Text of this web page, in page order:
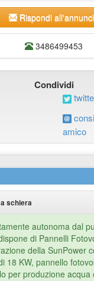
Rispondi
3486499453
Condividi
amico
schiera
autonoma dal
di Pannelli
della SunPower
18 KW, pannello
per produzione acqua